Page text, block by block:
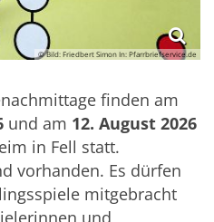
© Bild: Friedbert Simon In: Pfarrbriefservice.de
finden am
und am 12. August 2026
in Fell statt.
vorhanden. Es dürfen
mitgebracht
und